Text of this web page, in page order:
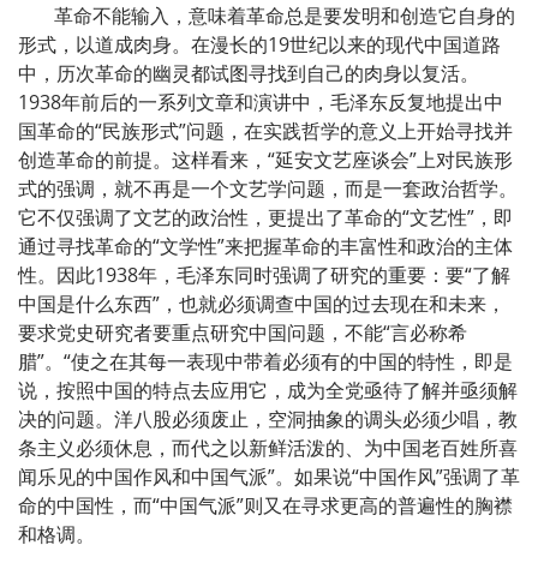
革命不能输入，意味着革命总是要发明和创造它自身的
形式，以道成肉身。在漫长的19世纪以来的现代中国道路
中，历次革命的幽灵都试图寻找到自己的肉身以复活。
1938年前后的一系列文章和演讲中，毛泽东反复地提出中
国革命的“民族形式”问题，在实践哲学的意义上开始寻找并
创造革命的前提。这样看来，“延安文艺座谈会”上对民族形
式的强调，就不再是一个文艺学问题，而是一套政治哲学。
它不仅强调了文艺的政治性，更提出了革命的“文艺性”，即
通过寻找革命的“文学性”来把握革命的丰富性和政治的主体
性。因此1938年，毛泽东同时强调了研究的重要：要“了解
中国是什么东西”，也就必须调查中国的过去现在和未来，
要求党史研究者要重点研究中国问题，不能“言必称希
腊”。“使之在其每一表现中带着必须有的中国的特性，即是
说，按照中国的特点去应用它，成为全党亟待了解并亟须解
决的问题。洋八股必须废止，空洞抽象的调头必须少唱，教
条主义必须休息，而代之以新鲜活泼的、为中国老百姓所喜
闻乐见的中国作风和中国气派”。如果说“中国作风”强调了革
命的中国性，而“中国气派”则又在寻求更高的普遍性的胸襟
和格调。